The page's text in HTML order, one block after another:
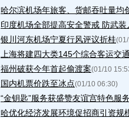
哈尔滨机场年旅客、货邮吞吐量均
印度机场全部提高安全警戒 防武
银川河东机场宁夏行风评议折桂
上海将建四大类145个综合客运交
福州破获今年首起偷渡案(01/10
国内机票价跌至冰点(01/10 06:30)
“金钥匙”服务获盛赞友谊宫特色服
哈优化经济发展环境促招商引资规